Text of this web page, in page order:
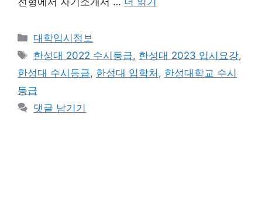
카
테
리
대학입시정보
태
그
한성대 2022 수시등급, 한성대 2023 입시요강,
한성대 수시등급, 한성대 입학처 , 한성대학교 수시
등급
댓글 남기기